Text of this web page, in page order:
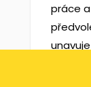
práce